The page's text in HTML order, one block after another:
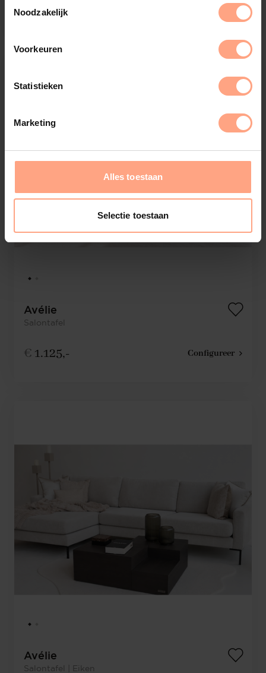
Noodzakelijk
Voorkeuren
Statistieken
Marketing
Alles toestaan
Selectie toestaan
€955,- Configureer
Avélie
Salontafel
€ 1.125,- Configureer
Avélie
Salontafel | Eiken